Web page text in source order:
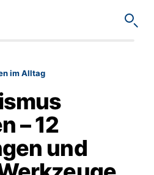
im Alltag
– 12
und